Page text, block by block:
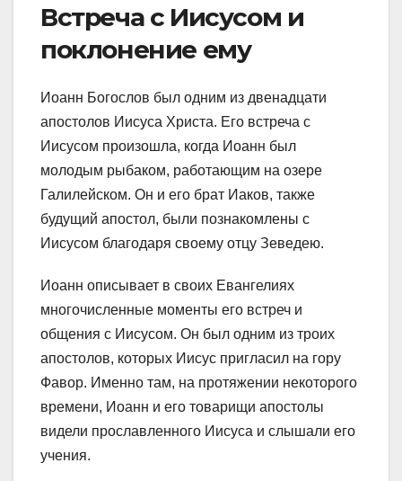
Встреча с Иисусом и
поклонение ему
Иоанн Богослов был одним из двенадцати
апостолов Иисуса Христа. Его встреча с
Иисусом произошла, когда Иоанн был
молодым рыбаком, работающим на озере
Галилейском. Он и его брат Иаков, также
будущий апостол, были познакомлены с
Иисусом благодаря своему отцу Зеведею.
Иоанн описывает в своих Евангелиях
многочисленные моменты его встреч и
общения с Иисусом. Он был одним из троих
апостолов, которых Иисус пригласил на гору
Фавор. Именно там, на протяжении некоторого
времени, Иоанн и его товарищи апостолы
видели прославленного Иисуса и слышали его
учения.